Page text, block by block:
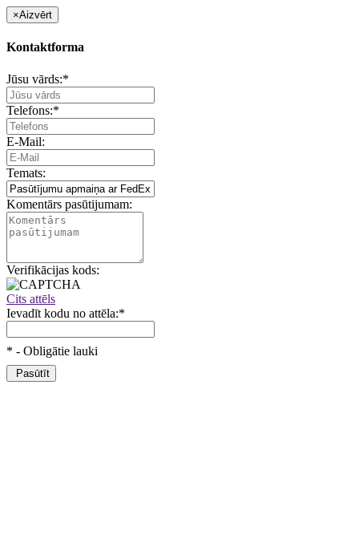
×Aizvērt
Kontaktforma
Jūsu vārds:*
Telefons:*
E-Mail:
Temats:
Komentārs pasūtijumam:
Verifikācijas kods:
Cits attēls
Ievadīt kodu no attēla:*
* - Obligātie lauki